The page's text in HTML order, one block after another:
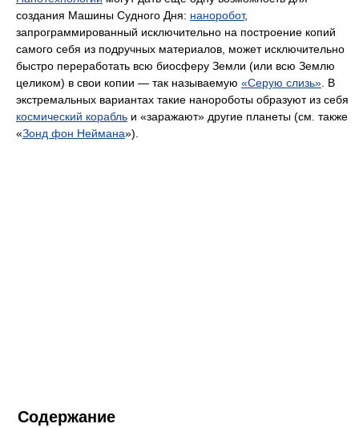
создания Машины Судного Дня: наноробот,
запрограммированный исключительно на построение копий
самого себя из подручных материалов, может исключительно
быстро переработать всю биосферу Земли (или всю Землю
целиком) в свои копии — так называемую «Серую слизь» . В
экстремальных вариантах такие нанороботы образуют из себя
космический корабль и «заражают» другие планеты (см. также
«Зонд фон Неймана»).
Содержание